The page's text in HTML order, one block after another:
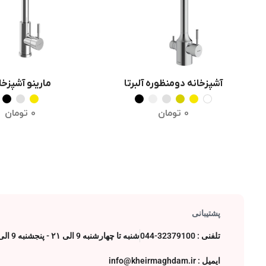
انتخاب گزینه ها
آشپزخانه دومنظوره آلبرتا
0 تومان
انتخاب
مارینو
0 تومان
پشتیبانی
تلفنی : 32379100-044 شنبه تا چهارشنبه 9 الی ۲۱ - پنجشنبه 9 الی 17
ایمیل : info@kheirmaghdam.ir